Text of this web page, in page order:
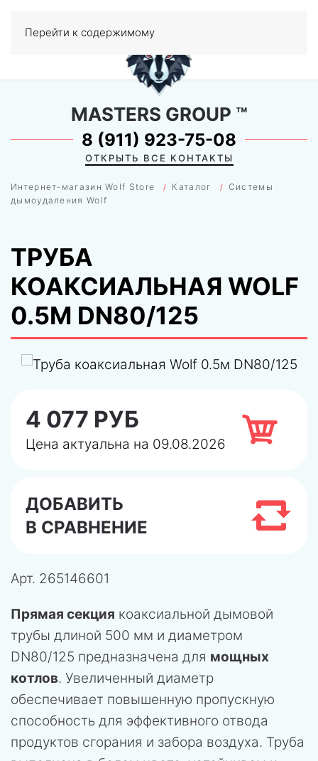
Перейти к содержимому
0
Интернет-магазин Wolf Store Каталог
Системы
дымоудаления Wolf
MASTERS GROUP ™
8 (911) 923-75-08
ОТКРЫТЬ ВСЕ КОНТАКТЫ
ТРУБА
КОАКСИАЛЬНАЯ WOLF
0.5М DN80/125
4 077 РУБ
Цена актуальна на 09.08.2026
ДОБАВИТЬ
В СРАВНЕНИЕ
Арт. 265146601
Прямая секция коаксиальной дымовой
трубы длиной 500 мм и диаметром
DN80/125 предназначена для мощных
котлов. Увеличенный диаметр
обеспечивает повышенную пропускную
способность для эффективного отвода
продуктов сгорания и забора воздуха. Труба